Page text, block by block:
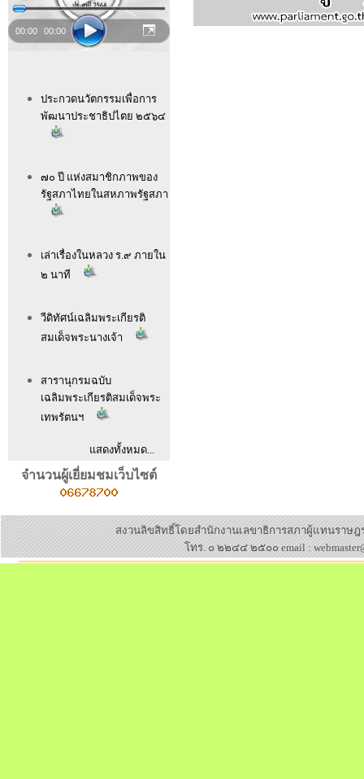
00:00 00:00
ประกวดนวัตกรรมเพื่อการ
พัฒนาประชาธิปไตย ๒๕๖๔
๗๐ ปี แห่งสมาชิกภาพของ
รัฐสภาไทยในสหภาพรัฐสภา
เล่าเรื่องในหลวง ร.๙ ภายใน
๒ นาที
วีดิทัศน์เฉลิมพระเกียรติ
สมเด็จพระนางเจ้า
สารานุกรมฉบับ
เฉลิมพระเกียรติสมเด็จพระ
เทพรัตนฯ
แสดงทั้งหมด...
จำนวนผู้เยี่ยมชมเว็บไซต์
สงวนลิขสิทธิ์โดยสำนักงานเลขาธิการสภาผู้แทนราษ
โทร. ๐ ๒๒๔๔ ๒๕๐๐ email :